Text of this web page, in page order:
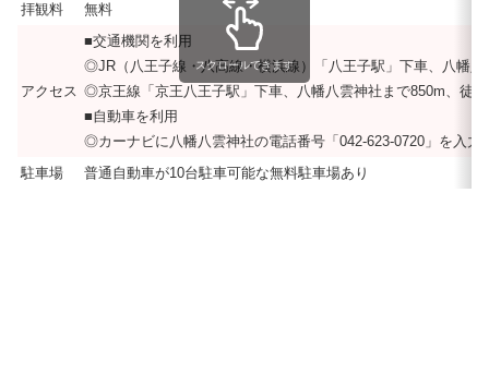
拝観料
無料
アクセス
■交通機関を利用
◎JR（八王子線・八高線・横浜線）「八王子駅」下車、八幡
◎京王線「京王八王子駅」下車、八幡八雲神社まで850m、徒
■自動車を利用
◎カーナビに八幡八雲神社の電話番号「042-623-0720」を入
駐車場
普通自動車が10台駐車可能な無料駐車場あり
スクロールできます